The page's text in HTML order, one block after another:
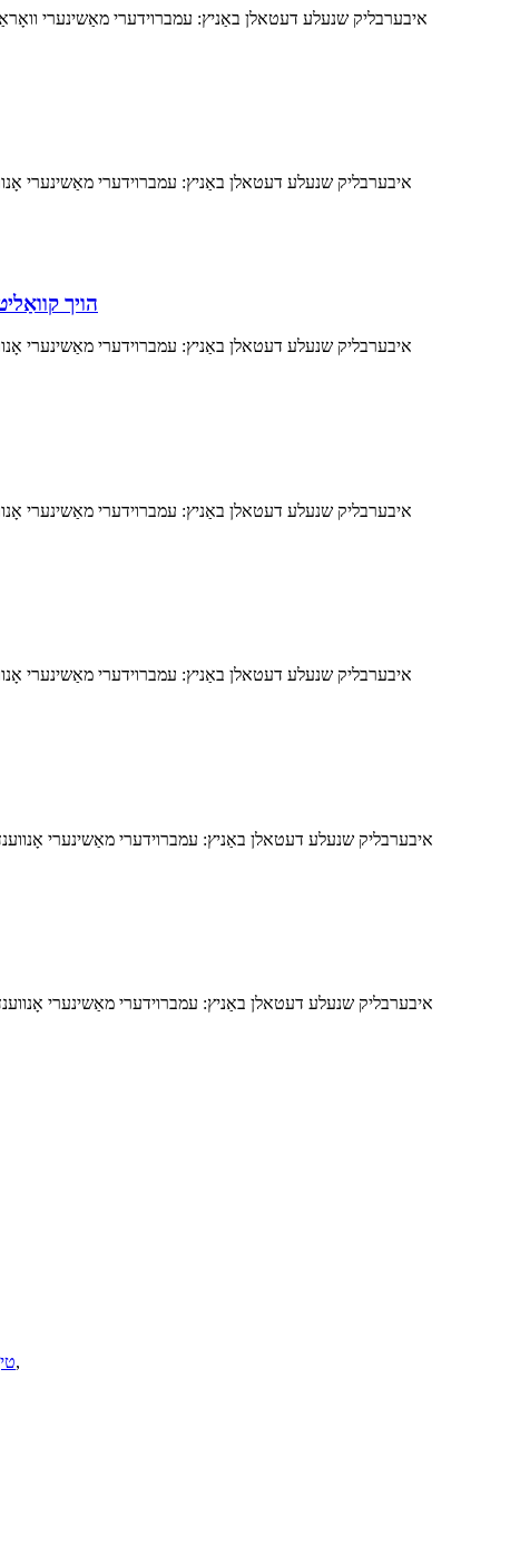
איבערבליק שנעלע דעטאלן באַניץ: עמברוידערי מאַשינערי
הויך קוואַליטעט טאָרמאָז פּאַד טייל
איבערבליק שנעלע דעטאלן באַניץ: עמברוידערי מאַשינערי
איבערבליק שנעלע דעטאלן באַניץ: עמברוידערי מאַשינערי
איבערבליק שנעלע דעטאלן באַניץ: עמברוידערי מאַשינערי
איבערבליק שנעלע דעטאלן באַניץ: עמברוידערי מאַשינערי
איבערבליק שנעלע דעטאלן באַניץ: עמברוידערי מאַשינערי
,